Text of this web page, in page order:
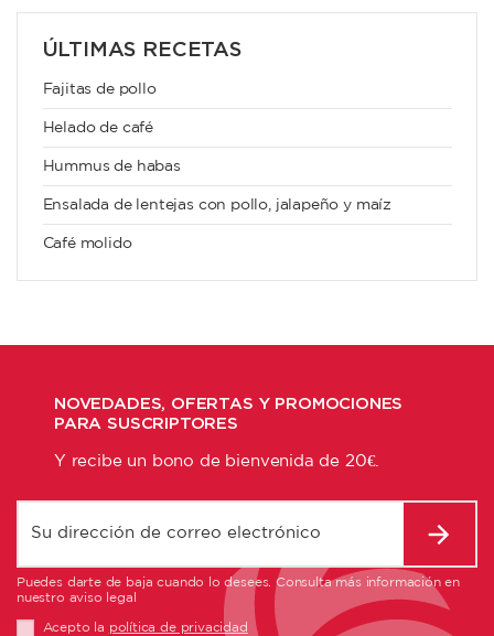
ÚLTIMAS RECETAS
Fajitas de pollo
Helado de café
Hummus de habas
Ensalada de lentejas con pollo, jalapeño y maíz
Café molido
NOVEDADES, OFERTAS Y PROMOCIONES
PARA SUSCRIPTORES
Y recibe un bono de bienvenida de 20€.
Puedes darte de baja cuando lo desees. Consulta más información en
nuestro aviso legal
Acepto la política de privacidad